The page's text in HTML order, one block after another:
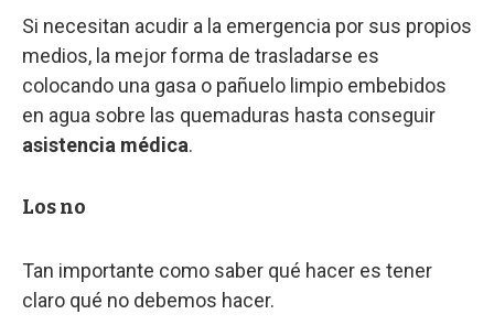
Si necesitan acudir a la emergencia por sus propios
medios, la mejor forma de trasladarse es
colocando una gasa o pañuelo limpio embebidos
en agua sobre las quemaduras hasta conseguir
asistencia médica.
Los no
Tan importante como saber qué hacer es tener
claro qué no debemos hacer.